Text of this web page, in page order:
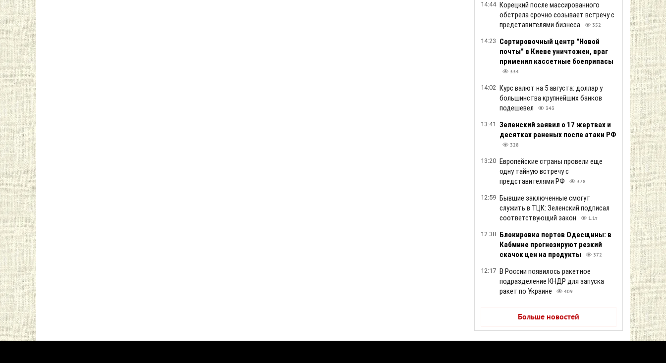
14:44 Корецкий после массированного
обстрела срочно созывает встречу с
представителями бизнеса
352
14:23 Сортировочный центр "Новой
почты" в Киеве уничтожен, враг
применил кассетные боеприпасы
334
14:02 Курс валют на 5 августа: доллар у
большинства крупнейших банков
подешевел
343
13:41 Зеленский заявил о 17 жертвах и
десятках раненых после атаки РФ
328
13:20 Европейские страны провели еще
одну тайную встречу с
представителями РФ
378
12:59 Бывшие заключенные смогут
служить в ТЦК: Зеленский подписал
соответствующий закон
1.1т
12:38 Блокировка портов Одесщины: в
Кабмине прогнозируют резкий
скачок цен на продукты
372
12:17 В России появилось ракетное
подразделение КНДР для запуска
ракет по Украине
409
Больше новостей